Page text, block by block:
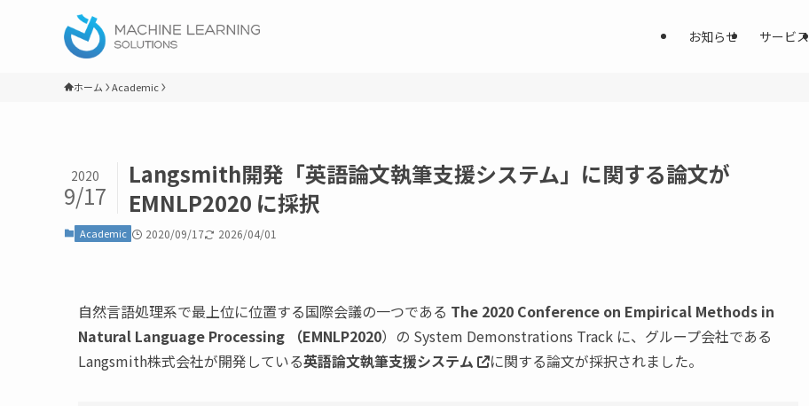
お知らせ サービス
ホーム Academic
Langsmith開発「英語論文執筆支援システム」に関する論文が
EMNLP2020 に採択
2020
9/17
Academic 2020/09/17 2026/04/01
自然言語処理系で最上位に位置する国際会議の一つである The 2020 Conference on Empirical Methods in
Natural Language Processing （EMNLP2020）の System Demonstrations Track に、グループ会社である
Langsmith株式会社が開発している英語論文執筆支援システム に関する論文が採択されました。